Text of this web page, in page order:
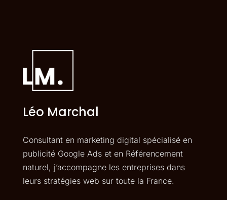
Léo Marchal
Consultant en marketing digital spécialisé en
publicité Google Ads et en Référencement
naturel, j’accompagne les entreprises dans
leurs stratégies web sur toute la France.